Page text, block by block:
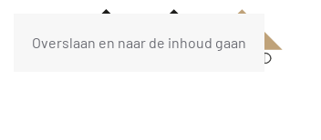
Overslaan en naar de inhoud gaan